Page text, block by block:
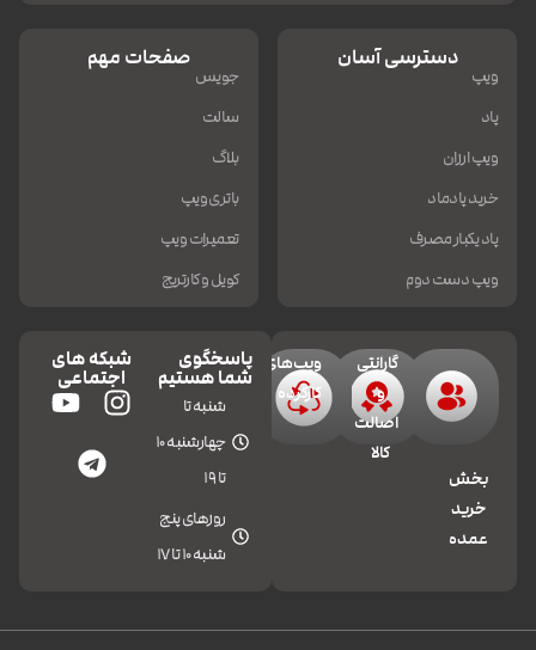
دسترسی آسان
ویپ
پاد
ویپ ارزان
خرید پادماد
پاد یکبار مصرف
ویپ دست دوم
صفحات مهم
جویس
سالت
بلاگ
باتری ویپ
تعمیرات ویپ
کویل و کارتریج
بخش
خرید
عمده
گارانتی
و
اصالت
کالا
ویپ‌های
کارکرده
پاسخگوی
شما هستیم
شنبه تا
چهارشنبه 10
تا 19
روزهای پنج
شنبه 10 تا 17
شبکه های
اجتماعی